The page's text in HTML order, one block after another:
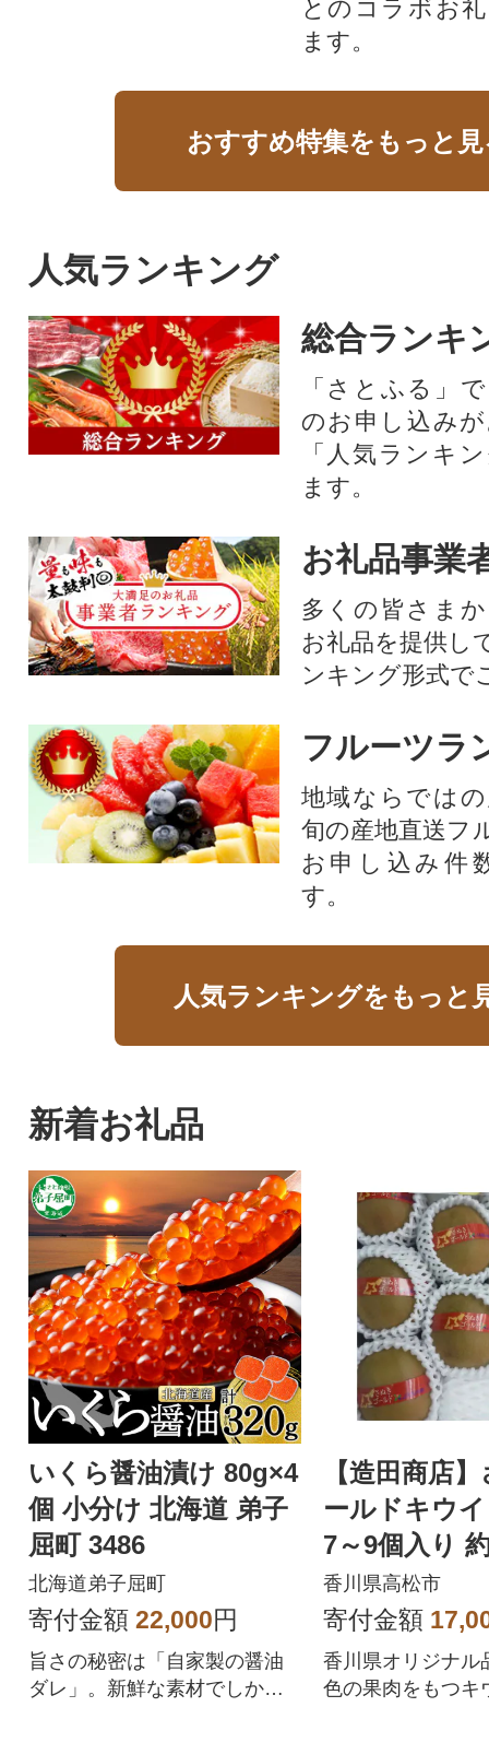
とのコラボお
ます。​
おすすめ特集をもっと
人気ランキング
総合ランキ
「さとふる」
のお申し込み
「人気ランキ
ます。
お礼品事業
多くの皆さま
お礼品を提供し
ンキング形式で
フルーツラ
地域ならでは
旬の産地直送フ
お申し込み件
す。
人気ランキングをもっと
新着お礼品
いくら醤油漬け 80g×4
個 小分け 北海道 弟子
屈町 3486
北海道弟子屈町
寄付金額 22,000円
旨さの秘密は「自家製の醤油
ダレ」。新鮮な素材でしか味
【造田商店
ールドキウ
7～9個入り
箱【化粧箱入
香川県高松市
寄付金額
香川県オリジナル
色の果肉をもつキ